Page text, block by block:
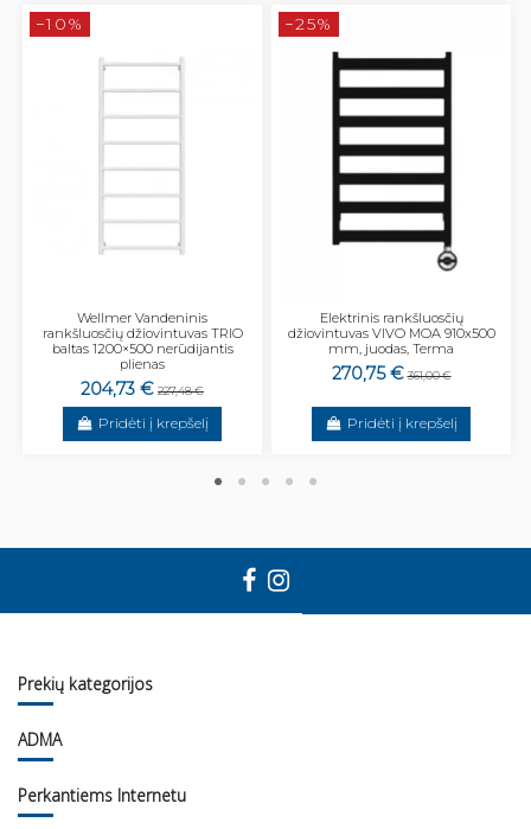
−10%
Wellmer Vandeninis
rankšluosčių džiovintuvas TRIO
baltas 1200×500 nerūdijantis
plienas
204,73 € 227,48 €
Pridėti į krepšelį
−25%
Elektrinis rankšluosčių
džiovintuvas VIVO MOA 910x500
mm, juodas, Terma
270,75 € 361,00 €
Pridėti į krepšelį
Prekių kategorijos
ADMA
Perkantiems Internetu